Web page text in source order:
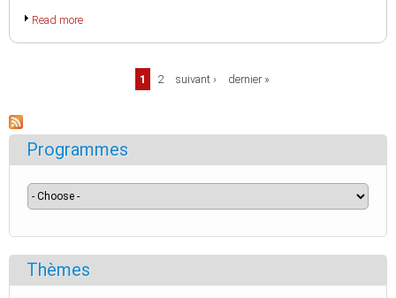
Read more
1 2 suivant › dernier »
Programmes
Thèmes